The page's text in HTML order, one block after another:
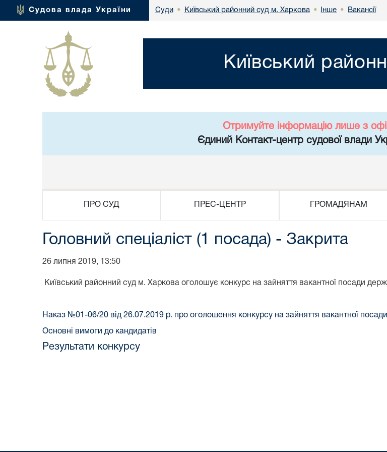
Судова влада України Суди • Київський районний суд м. Харкова • Інше • Вакансії
Київський
Отримуйте інформацію лише з
Єдиний Контакт-центр судової влади
ПРО СУД ПРЕС-ЦЕНТР ГРОМАДЯНАМ
Головний спеціаліст (1 посадa) - Закрита
26 липня 2019, 13:50
Київський районний суд м. Харкова оголошує конкурс на зайняття вакантної посади
Наказ №01-06/20 від 26.07.2019 р. про оголошення конкурсу на зайняття вакантної посади
Основні вимоги до кандидатів
Результати конкурсу